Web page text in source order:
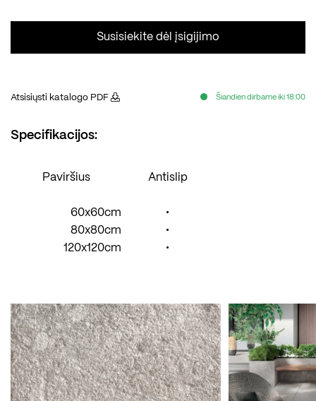
Susisiekite dėl įsigijimo
Atsisiųsti katalogo PDF Šiandien dirbame iki 18:00
Specifikacijos:
Paviršius Antislip
60x60cm
•
80x80cm
•
120x120cm
•